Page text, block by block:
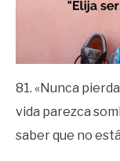
81. «Nunca
vida parezca
saber que no